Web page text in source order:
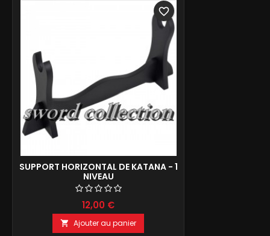
SUPPORT HORIZONTAL DE KATANA - 1
NIVEAU
12,00 €
 Ajouter au panier
favorite_border